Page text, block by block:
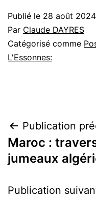
Publié le 28 août 2024
Par Claude DAYRES
Catégorisé comme
L'Essonnes:
de
Publication
Maroc :
jumeaux
Publication